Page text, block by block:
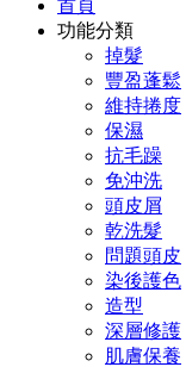
首頁
功能分類
掉髮
豐盈蓬鬆
維持捲度
保濕
抗毛躁
免沖洗
頭皮屑
乾洗髮
問題頭皮
染後護色
造型
深層修護
肌膚保養